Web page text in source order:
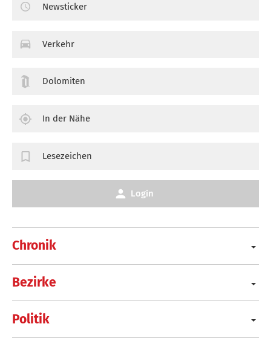
Chronik
Bezirke
Politik
Newsticker
Verkehr
Dolomiten
In der Nähe
Lesezeichen
Login